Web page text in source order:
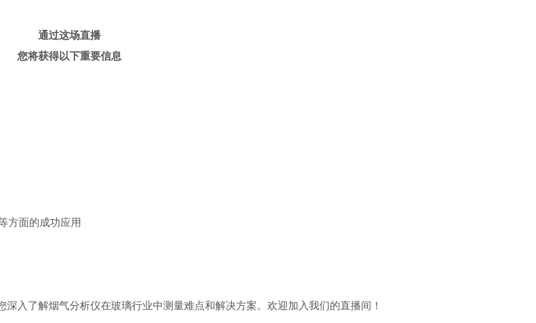
通过这场直播
您将获得以下重要信息
方面的成功应用
入了解烟气分析仪在玻璃行业中测量难点和解决方案。欢迎加入我们的直播间！